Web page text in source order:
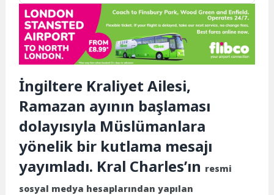
İngiltere Kraliyet Ailesi,
Ramazan ayının başlaması
dolayısıyla Müslümanlara
yönelik bir kutlama mesajı
yayımladı. Kral Charles’ın resmi
sosyal medya hesaplarından yapılan